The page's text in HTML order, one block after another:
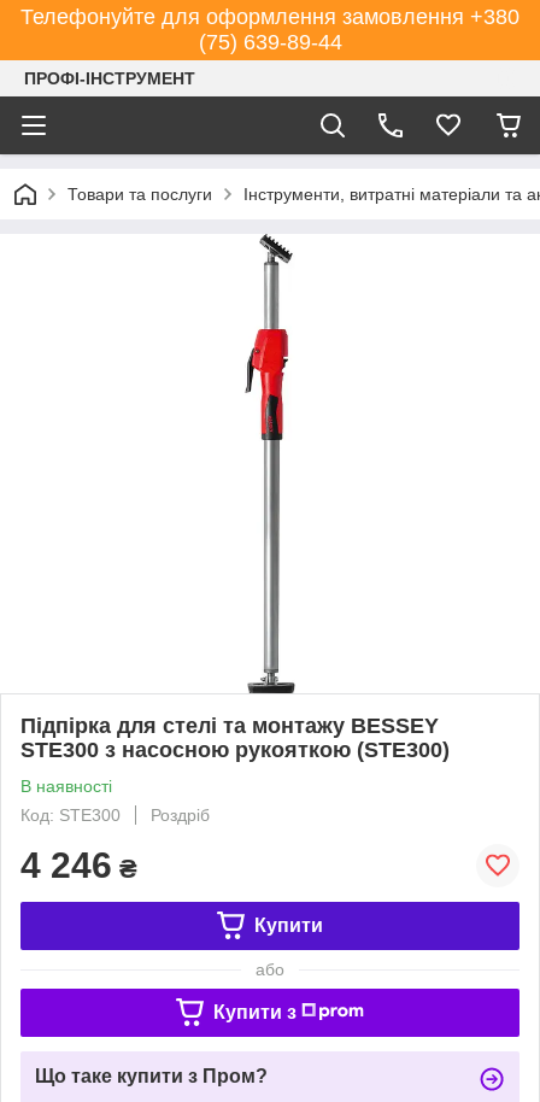
Телефонуйте для оформлення замовлення +380
(75) 639-89-44
ПРОФІ-ІНСТРУМЕНТ
Товари та послуги Інструменти, витратні матеріали та
Підпірка для стелі та монтажу BESSEY
STE300 з насосною рукояткою (STE300)
В наявності
Код: STE300
Роздріб
4 246 ₴
Купити
або
Купити з
Що таке купити з Пром?